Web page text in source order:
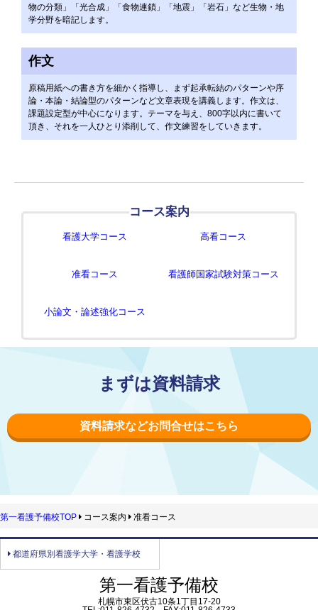
物の分類」「光合成」「食物連鎖」「地震」「岩石」など生物・地
学分野を暗記します。
作文
原稿用紙への書き方を細かく指導し、まず起承転結のパターンや序
論・本論・結論型のパターンなど文章表現を講義します。作文は、
課題設定型が中心になります。テーマを与え、800字以内に書いて
頂き、それを一人ひとり添削して、作文練習をしていきます。
コース案内
看護大学コース 高看コース
准看コース 看護師国家試験対策コース
小論文・論述強化コース
まずは資料請求
資料請求などお問合せはこちら
第一看護予備校TOP コース案内 准看コース
都道府県別看護学大学・看護学校
第一看護予備校
札幌市東区伏古10条1丁目17-20